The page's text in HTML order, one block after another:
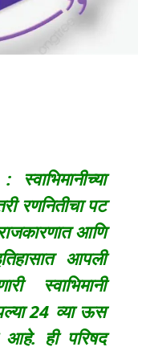
रणनितीचा पट
आणि
आपली
स्वाभिमानी
24 व्या ऊस
आहे. ही परिषद